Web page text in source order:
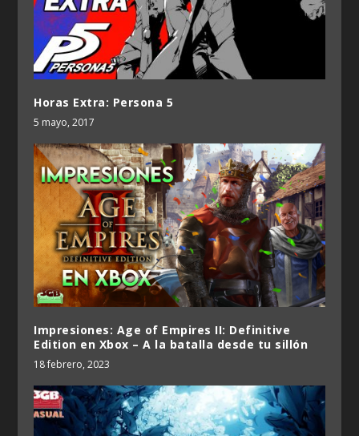
Horas Extra: Persona 5
5 mayo, 2017
Impresiones: Age of Empires II: Definitive
Edition en Xbox – A la batalla desde tu sillón
18 febrero, 2023